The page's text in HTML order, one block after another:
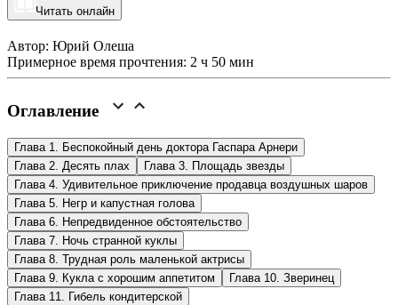
Читать онлайн
Автор: Юрий Олеша
Примерное время прочтения: 2 ч 50 мин
Оглавление
Глава 1. Беспокойный день доктора Гаспара Арнери
Глава 2. Десять плах
Глава 3. Площадь звезды
Глава 4. Удивительное приключение продавца воздушных шаров
Глава 5. Негр и капустная голова
Глава 6. Непредвиденное обстоятельство
Глава 7. Ночь странной куклы
Глава 8. Трудная роль маленькой актрисы
Глава 9. Кукла с хорошим аппетитом
Глава 10. Зверинец
Глава 11. Гибель кондитерской